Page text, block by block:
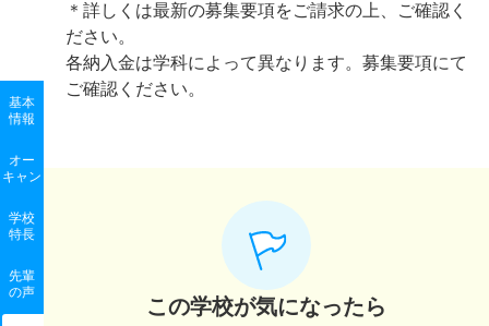
基本
情報
オー
キャン
学校
特長
先輩
の声
＊詳しくは最新の募集要項をご請求の上、ご確認く
ださい。
各納入金は学科によって異なります。募集要項にて
ご確認ください。
この学校が気になったら